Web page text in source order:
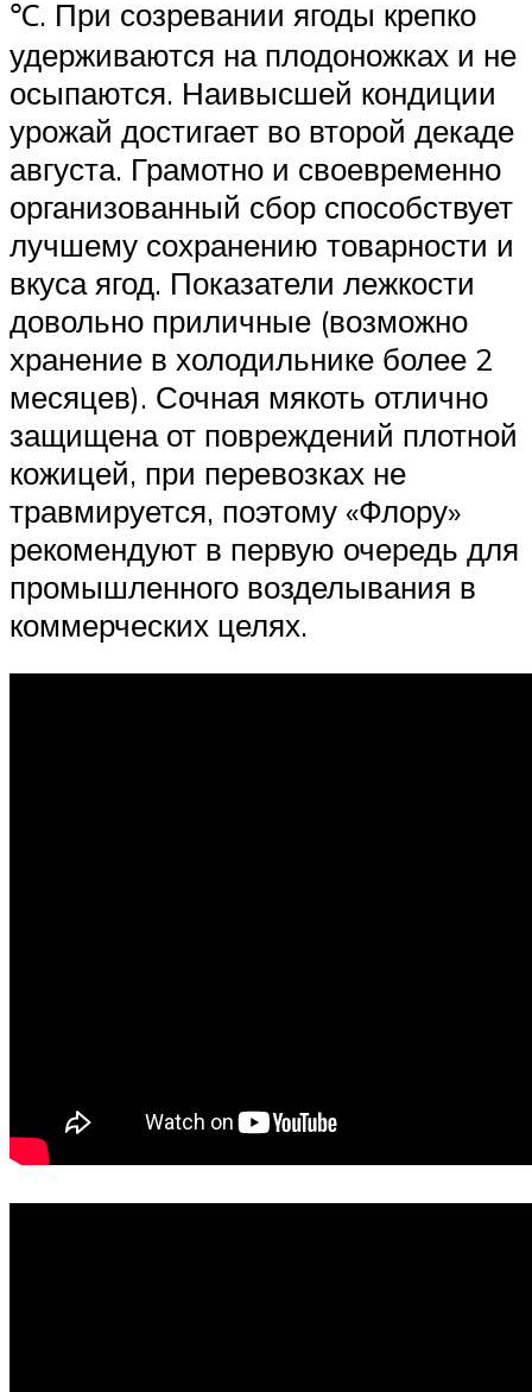
℃. При созревании ягоды крепко
удерживаются на плодоножках и не
осыпаются. Наивысшей кондиции
урожай достигает во второй декаде
августа. Грамотно и своевременно
организованный сбор способствует
лучшему сохранению товарности и
вкуса ягод. Показатели лежкости
довольно приличные (возможно
хранение в холодильнике более 2
месяцев). Сочная мякоть отлично
защищена от повреждений плотной
кожицей, при перевозках не
травмируется, поэтому «Флору»
рекомендуют в первую очередь для
промышленного возделывания в
коммерческих целях.